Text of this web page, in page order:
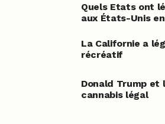
Quels Etats ont
aux États-Unis
La Californie a
récréatif
Donald Trump et
cannabis légal